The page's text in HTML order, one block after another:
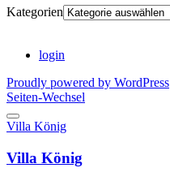
Kategorien
login
Proudly powered by WordPress
Seiten-Wechsel
Villa König
Villa König